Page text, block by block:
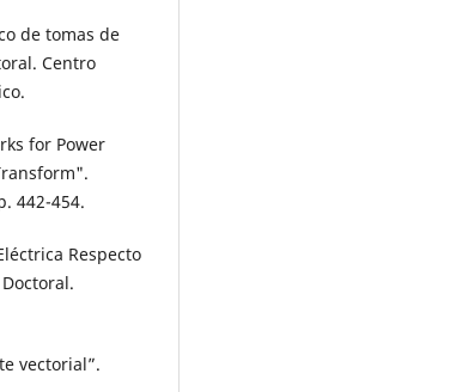
de tomas de
Centro
for Power
442-454.
Respecto
vectorial”.